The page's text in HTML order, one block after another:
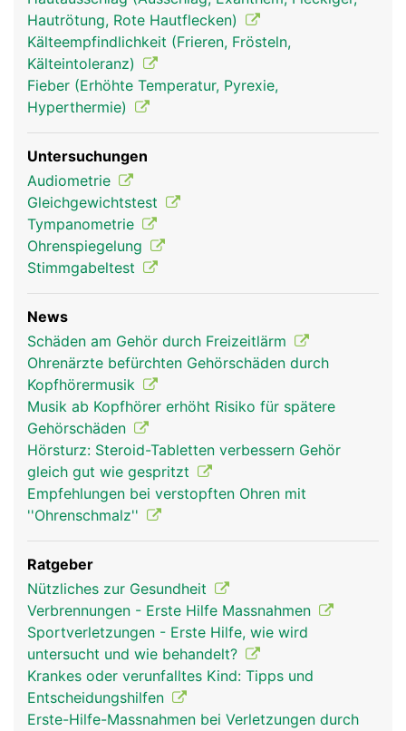
Wahrnehmung des Gleichgewichts. Von hier leiten
Nerven die Signale durch den inneren Gehörgang
zum Hirn.
Ohren Frau
Hautrötung, Rote Hautflecken)
Kälteempfindlichkeit (Frieren, Frösteln,
Kälteintoleranz)
Fieber (Erhöhte Temperatur, Pyrexie,
Hyperthermie)
Untersuchungen
Audiometrie
Gleichgewichtstest
Tympanometrie
Ohrenspiegelung
Stimmgabeltest
News
Schäden am Gehör durch Freizeitlärm
Ohrenärzte befürchten Gehörschäden durch
Kopfhörermusik
Musik ab Kopfhörer erhöht Risiko für spätere
Gehörschäden
Hörsturz: Steroid-Tabletten verbessern Gehör
gleich gut wie gespritzt
Empfehlungen bei verstopften Ohren mit
''Ohrenschmalz''
Ratgeber
Nützliches zur Gesundheit
Verbrennungen - Erste Hilfe Massnahmen
Sportverletzungen - Erste Hilfe, wie wird
untersucht und wie behandelt?
Krankes oder verunfalltes Kind: Tipps und
Entscheidungshilfen
Erste-Hilfe-Massnahmen bei Verletzungen durch